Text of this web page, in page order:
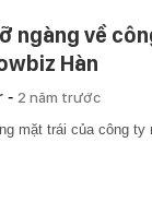
ngàng về
Hàn
- 2 năm trước
mặt trái của công ty